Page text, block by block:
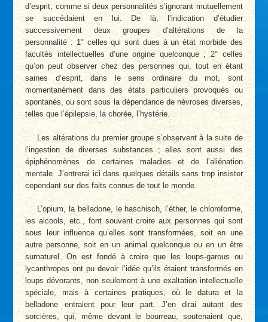
d’esprit, comme si deux personnalités s’ignorant mutuellement
se succédaient en lui. De là, l’indication d’étudier
successivement deux groupes d’altérations de la
personnalité : 1° celles qui sont dues à un état morbide des
facultés intellectuelles d’une origine quelconque ; 2° celles
qu’on peut observer chez des personnes qui, tout en étant
saines d’esprit, dans le sens ordinaire du mot, sont
momentanément dans des états particuliers provoqués ou
spontanés, ou sont sous la dépendance de névroses diverses,
telles que l’épilepsie, la chorée, l’hystérie.
Les altérations du premier groupe s’observent à la suite de
l’ingestion de diverses substances ; elles sont aussi des
épiphénomènes de certaines maladies et de l’aliénation
mentale. J’entrerai ici dans quelques détails sans trop insister
cependant sur des faits connus de tout le monde.
L’opium, la belladone, le haschisch, l’éther, le chloroforme,
les alcools, etc., font souvent croire aux personnes qui sont
sous leur influence qu’elles sont transformées, soit en une
autre personne, soit en un animal quelconque ou en un être
surnaturel. On est fondé à croire que les loups-garous ou
lycanthropes ont pu devoir l’idée qu’ils étaient transformés en
loups dévorants, non seulement à une exaltation intellectuelle
spéciale, mais à certaines pratiques, où le datura et la
belladone entraient pour leur part. J’en dirai autant des
sorcières, qui, même devant le bourreau, soutenaient que,